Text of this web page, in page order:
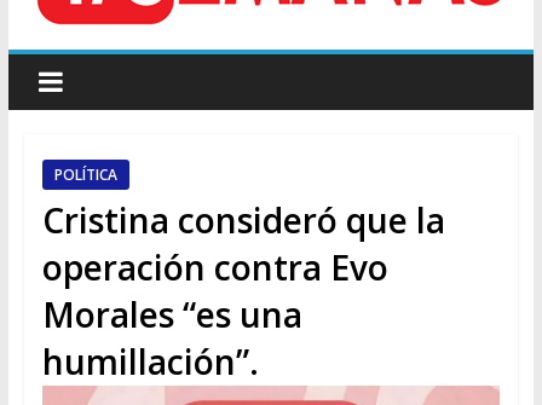
Tras la aprobación de la ley de propiedad privada, Bullrich
Causa AFA: el juez Amarante calificó de “ficción judicial” el
traslado del expediente a Campana
POLÍTICA
Cristina consideró que la
operación contra Evo
Morales “es una
humillación”.